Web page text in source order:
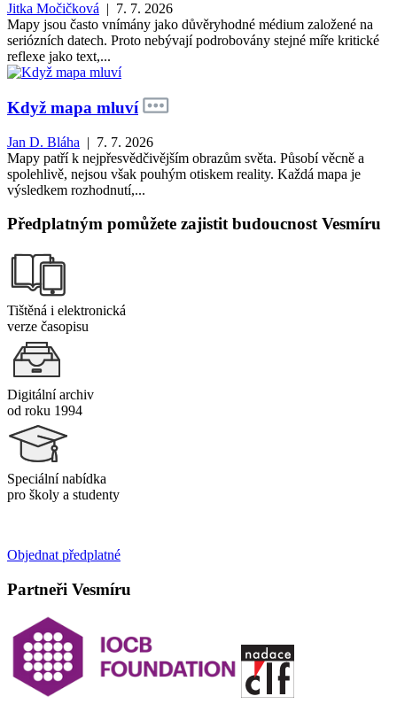
Jitka Močičková | 7. 7. 2026
Mapy jsou často vnímány jako důvěryhodné médium založené na
seriózních datech. Proto nebývají podrobovány stejné míře kritické
reflexe jako text,...
Když mapa mluví
Jan D. Bláha | 7. 7. 2026
Mapy patří k nejpřesvědčivějším obrazům světa. Působí věcně a
spolehlivě, nejsou však pouhým otiskem reality. Každá mapa je
výsledkem rozhodnutí,...
Předplatným pomůžete zajistit budoucnost Vesmíru
Tištěná i elektronická
verze časopisu
Digitální archiv
od roku 1994
Speciální nabídka
pro školy a studenty
Objednat předplatné
Partneři Vesmíru